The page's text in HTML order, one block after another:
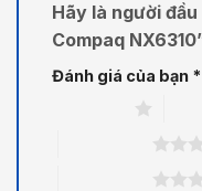
Hãy là người
Compaq
Đánh giá của bạn *